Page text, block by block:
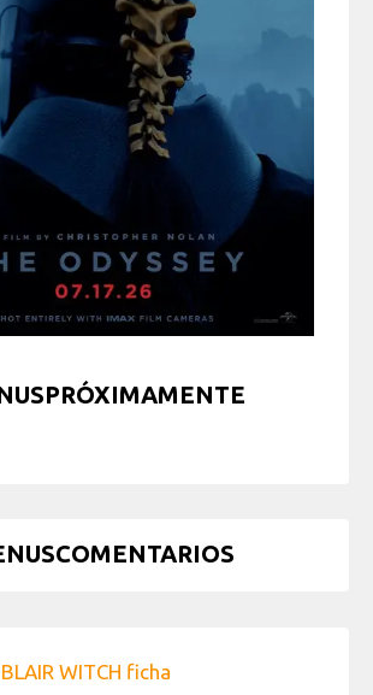
BLAIR WITCH ficha